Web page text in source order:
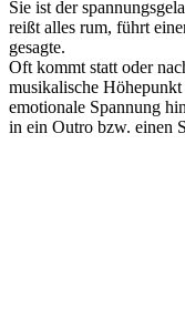
Sie ist der
reißt alles rum, führt
gesagte.
Oft kommt statt oder
musikalische
emotionale Spannung
in ein Outro bzw. einen